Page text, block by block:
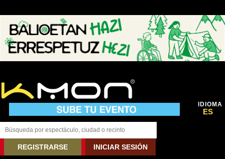
IDIOMA
ES
REGISTRARSE INICIAR SESIÓN